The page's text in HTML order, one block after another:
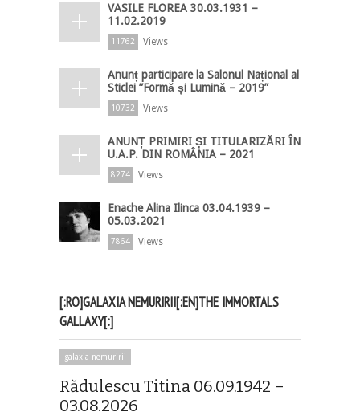
VASILE FLOREA 30.03.1931 –
11.02.2019
11762 Views
Anunț participare la Salonul Național al
Sticlei ”Formă și Lumină – 2019”
10732 Views
ANUNȚ PRIMIRI ȘI TITULARIZĂRI ÎN
U.A.P. DIN ROMÂNIA – 2021
8274 Views
Enache Alina Ilinca 03.04.1939 –
05.03.2021
7864 Views
[:RO]GALAXIA NEMURIRII[:EN]THE IMMORTALS
GALLAXY[:]
galaxia nemuririi
Rădulescu Titina 06.09.1942 –
03.08.2026